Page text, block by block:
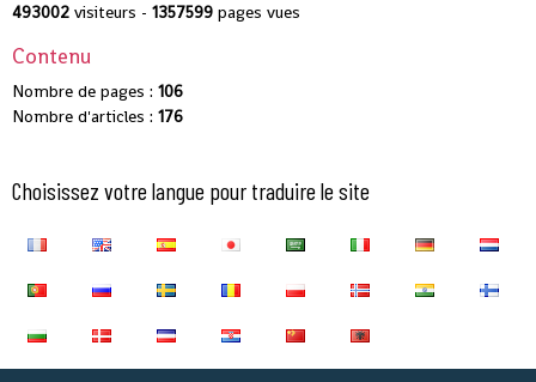
493002 visiteurs - 1357599 pages vues
Contenu
Nombre de pages : 106
Nombre d'articles : 176
Choisissez votre langue pour traduire le site